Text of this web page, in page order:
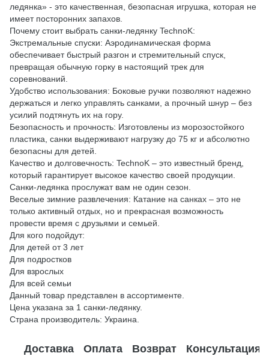
ледянка» - это качественная, безопасная игрушка, которая не
имеет посторонних запахов.
Почему стоит выбрать санки-ледянку TechnoK:
Экстремальные спуски: Аэродинамическая форма
обеспечивает быстрый разгон и стремительный спуск,
превращая обычную горку в настоящий трек для
соревнований.
Удобство использования: Боковые ручки позволяют надежно
держаться и легко управлять санками, а прочный шнур – без
усилий подтянуть их на гору.
Безопасность и прочность: Изготовлены из морозостойкого
пластика, санки выдерживают нагрузку до 75 кг и абсолютно
безопасны для детей.
Качество и долговечность: TechnoK – это известный бренд,
который гарантирует высокое качество своей продукции.
Санки-ледянка прослужат вам не один сезон.
Веселые зимние развлечения: Катание на санках – это не
только активный отдых, но и прекрасная возможность
провести время с друзьями и семьей.
Для кого подойдут:
Для детей от 3 лет
Для подростков
Для взрослых
Для всей семьи
Данный товар представлен в ассортименте.
Цена указана за 1 санки-ледянку.
Страна производитель: Украина.
Доставка Оплата Возврат Консультация